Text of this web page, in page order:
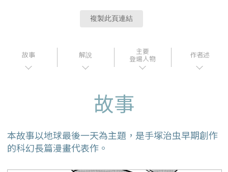
複製此頁連結
故事 解說
主要
登場人物
作者述
故事
本故事以地球最後一天為主題，是手塚治虫早期創作
的科幻長篇漫畫代表作。